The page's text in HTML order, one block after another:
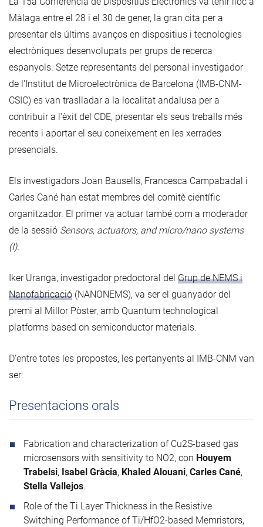
Màlaga entre el 28 i el 30 de gener, la gran cita per a
presentar els últims avanços en dispositius i tecnologies
electròniques desenvolupats per grups de recerca
espanyols. Setze representants del personal investigador
de l'Institut de Microelectrònica de Barcelona (IMB-CNM-
CSIC) es van traslladar a la localitat andalusa per a
contribuir a l'èxit del CDE, presentar els seus treballs més
recents i aportar el seu coneixement en les xerrades
presencials.
Els investigadors Joan Bausells, Francesca Campabadal i
Carles Cané han estat membres del comitè científic
organitzador. El primer va actuar també com a moderador
de la sessió Sensors, actuators, and micro/nano systems
(I).
Iker Uranga, investigador predoctoral del Grup de NEMS i
Nanofabricació (NANONEMS), va ser el guanyador del
premi al Millor Pòster, amb Quantum technological
platforms based on semiconductor materials.
D'entre totes les propostes, les pertanyents al IMB-CNM van
ser:
Presentacions orals
Fabrication and characterization of Cu2S-based gas
microsensors with sensitivity to NO2, con Houyem
Trabelsi, Isabel Gràcia, Khaled Alouani, Carles Cané,
Stella Vallejos.
Role of the Ti Layer Thickness in the Resistive
Switching Performance of Ti/HfO2-based Memristors,